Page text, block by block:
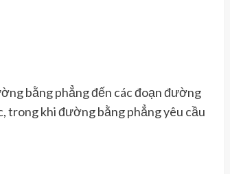
bằng phẳng đến các đoạn đường
trong khi đường bằng phẳng yêu cầu